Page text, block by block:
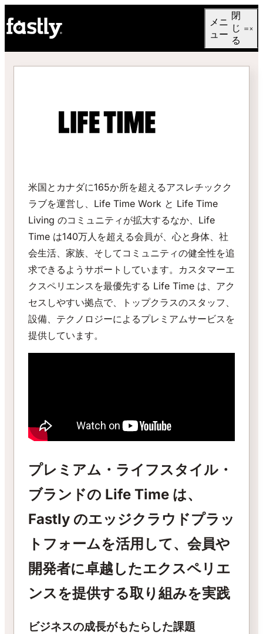
メニ
ュー
閉
じ
る
米国とカナダに165か所を超えるアスレチックク
ラブを運営し、Life Time Work と Life Time
Living のコミュニティが拡大するなか、Life
Time は140万人を超える会員が、心と身体、社
会生活、家族、そしてコミュニティの健全性を追
求できるようサポートしています。カスタマーエ
クスペリエンスを最優先する Life Time は、アク
セスしやすい拠点で、トップクラスのスタッフ、
設備、テクノロジーによるプレミアムサービスを
提供しています。
プレミアム・ライフスタイル・
ブランドの Life Time は、
Fastly のエッジクラウドプラッ
トフォームを活用して、会員や
開発者に卓越したエクスペリエ
ンスを提供する取り組みを実践
ビジネスの成長がもたらした課題